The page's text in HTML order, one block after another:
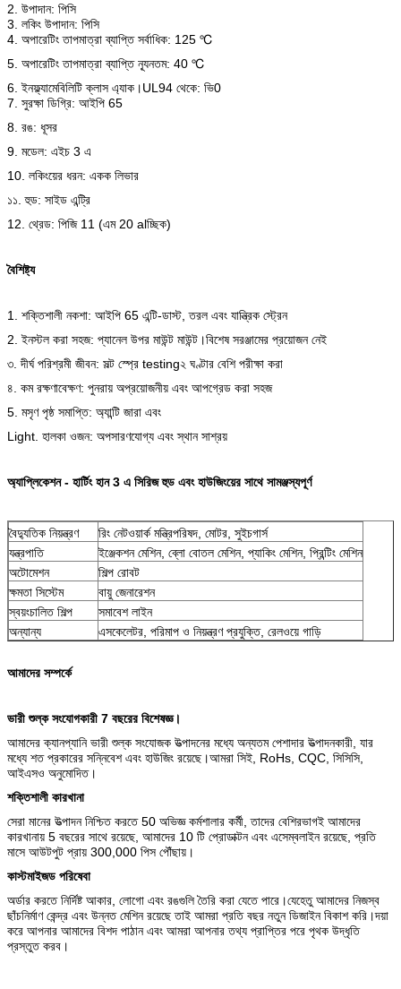
2. উপাদান: পিসি
3. লকিং উপাদান: পিসি
4. অপারেটিং তাপমাত্রা ব্যাপ্তি সর্বাধিক: 125 ℃
5. অপারেটিং তাপমাত্রা ব্যাপ্তি ন্যূনতম: 40 ℃
6. ইনফ্ল্যামেবিলিটি ক্লাস এ্যাক।UL94 থেকে: ভি0
7. সুরক্ষা ডিগ্রি: আইপি 65
8. রঙ: ধূসর
9. মডেল: এইচ 3 এ
10. লকিংয়ের ধরন: একক লিভার
১১. হুড: সাইড এন্ট্রি
12. থ্রেড: পিজি 11 (এম 20 alচ্ছিক)
বৈশিষ্ট্য
1. শক্তিশালী নকশা: আইপি 65 এন্টি-ডাস্ট, তরল এবং যান্ত্রিক স্ট্রেন
2. ইনস্টল করা সহজ: প্যানেল উপর মাউন্ট মাউন্ট।বিশেষ সরঞ্জামের প্রয়োজন নেই
৩. দীর্ঘ পরিশ্রমী জীবন: সল্ট স্প্রে testing২ ঘণ্টার বেশি পরীক্ষা করা
৪. কম রক্ষণাবেক্ষণ: পুনরায় অপ্রয়োজনীয় এবং আপগ্রেড করা সহজ
5. মসৃণ পৃষ্ঠ সমাপ্তি: অ্যান্টি জারা এবং
Light. হালকা ওজন: অপসারণযোগ্য এবং স্থান সাশ্রয়
অ্যাপ্লিকেশন - হার্টিং হান 3 এ সিরিজ হুড এবং হাউজিংয়ের সাথে সামঞ্জস্যপূর্ণ
বৈদ্যুতিক নিয়ন্ত্রণ
রিং নেটওয়ার্ক মন্ত্রিপরিষদ, মোটর, সুইচগার্স
যন্ত্রপাতি
ইঞ্জেকশন মেশিন, ব্লো বোতল মেশিন, প্যাকিং মেশিন, প্রিন্টিং মেশিন
অটোমেশন
শিল্প রোবট
ক্ষমতা সিস্টেম
বায়ু জেনারেশন
স্বয়ংচালিত শিল্প
সমাবেশ লাইন
অন্যান্য
এসকেলেটর, পরিমাপ ও নিয়ন্ত্রণ প্রযুক্তি, রেলওয়ে গাড়ি
আমাদের সম্পর্কে
ভারী শুল্ক সংযোগকারী 7 বছরের বিশেষজ্ঞ।
আমাদের ক্যানপ্যানি ভারী শুল্ক সংযোজক উত্পাদনের মধ্যে অন্যতম পেশাদার উত্পাদনকারী, যার
মধ্যে শত প্রকারের সন্নিবেশ এবং হাউজিং রয়েছে।আমরা সিই, RoHs, CQC, সিসিসি,
আইএসও অনুমোদিত।
শক্তিশালী কারখানা
সেরা মানের উত্পাদন নিশ্চিত করতে 50 অভিজ্ঞ কর্মশালার কর্মী, তাদের বেশিরভাগই আমাদের
কারখানায় 5 বছরের সাথে রয়েছে, আমাদের 10 টি প্রোডাক্টন এবং এসেম্বলাইন রয়েছে, প্রতি
মাসে আউটপুট প্রায় 300,000 পিস পৌঁছায়।
কাস্টমাইজড পরিষেবা
অর্ডার করতে নির্দিষ্ট আকার, লোগো এবং রঙগুলি তৈরি করা যেতে পারে।যেহেতু আমাদের নিজস্ব
ছাঁচনির্মাণ কেন্দ্র এবং উন্নত মেশিন রয়েছে তাই আমরা প্রতি বছর নতুন ডিজাইন বিকাশ করি।দয়া
করে আপনার আমাদের বিশদ পাঠান এবং আমরা আপনার তথ্য প্রাপ্তির পরে পৃথক উদ্ধৃতি
প্রস্তুত করব।